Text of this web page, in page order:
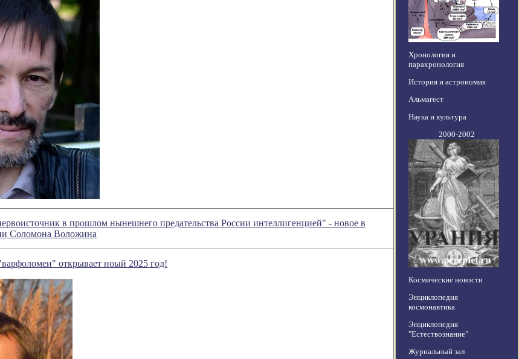
в прошлом нынешнего предательства России интеллигенцией" - новое в
Соломона Воложина
открывает ноый 2025 год!
Хронология и
парахронология
История и астрономия
Альмагест
Наука и культура
2000-2002
Космические новости
Энциклопедия
космонавтика
Энциклопедия
"Естествознание"
Журнальный зал